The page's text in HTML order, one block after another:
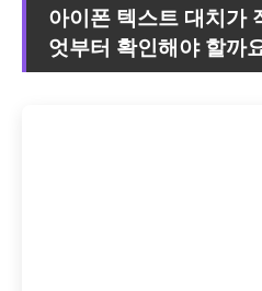
아이폰 텍스트 대치가
엇부터 확인해야 할까